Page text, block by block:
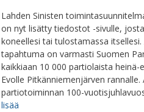
Lahden Sinisten
on nyt lisätty tiedostot -sivulle,
koneellesi tai tulostamassa
tapahtuma on varmasti Suomen
kaikkiaan 10 000 partiolaista
Evolle Pitkänniemenjärven
partiotoiminnan 100-
lisää